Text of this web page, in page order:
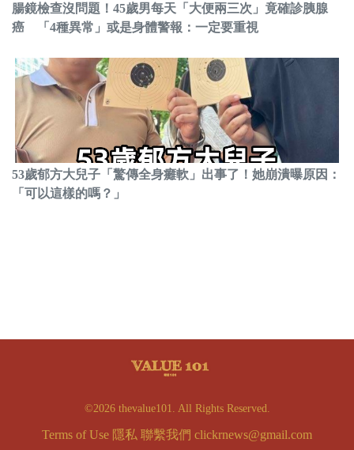
腸鏡檢查沒問題！45歲男每天「大便兩三次」竟確診胰腺
癌 「4種異常」或是身體警報：一定要重視
53歲郁方大兒子「驚傳全身癱軟」出事了！她崩潰曝原因：
「可以這樣的嗎？」
©2026 thevalue101. All Rights Reserved.
Terms of Use 隱私 聯繫我們 clickrnews@gmail.com